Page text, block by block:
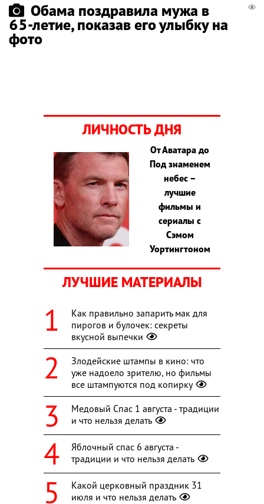
Обама поздравила мужа в
65-летие, показав его улыбку на
фото
ЛИЧНОСТЬ ДНЯ
От Аватара до
Под знаменем
небес –
лучшие
фильмы и
сериалы с
Сэмом
Уортингтоном
ЛУЧШИЕ МАТЕРИАЛЫ
Как правильно запарить мак для
пирогов и булочек: секреты
вкусной выпечки
Злодейские штампы в кино: что
уже надоело зрителю, но фильмы
все штампуются под копирку
Медовый Спас 1 августа - традиции
и что нельзя делать
Яблочный спас 6 августа -
традиции и что нельзя делать
Какой церковный праздник 31
июля и что нельзя делать